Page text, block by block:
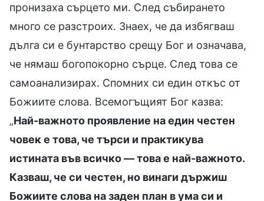
пронизаха сърцето ми. След събирането
много се разстроих. Знаех, че да избягваш
дълга си е бунтарство срещу Бог и означава,
че нямаш богопокорно сърце. След това се
самоанализирах. Спомних си един откъс от
Божиите слова. Всемогъщият Бог казва:
„Най-важното проявление на един честен
човек е това, че търси и практикува
истината във всичко — това е най-важното.
Казваш, че си честен, но винаги държиш
Божиите слова на заден план в ума си и